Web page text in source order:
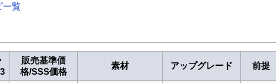
一覧
販売基準価
格/SSS価格
素材 アップグレード 前提